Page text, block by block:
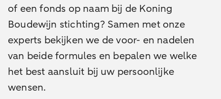
of een fonds op naam bij de Koning
Boudewijn stichting? Samen met onze
experts bekijken we de voor- en nadelen
van beide formules en bepalen we welke
het best aansluit bij uw persoonlijke
wensen.